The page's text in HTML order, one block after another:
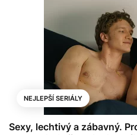
NEJLEPŠÍ SERIÁLY
Sexy, lechtivý a zábavný.